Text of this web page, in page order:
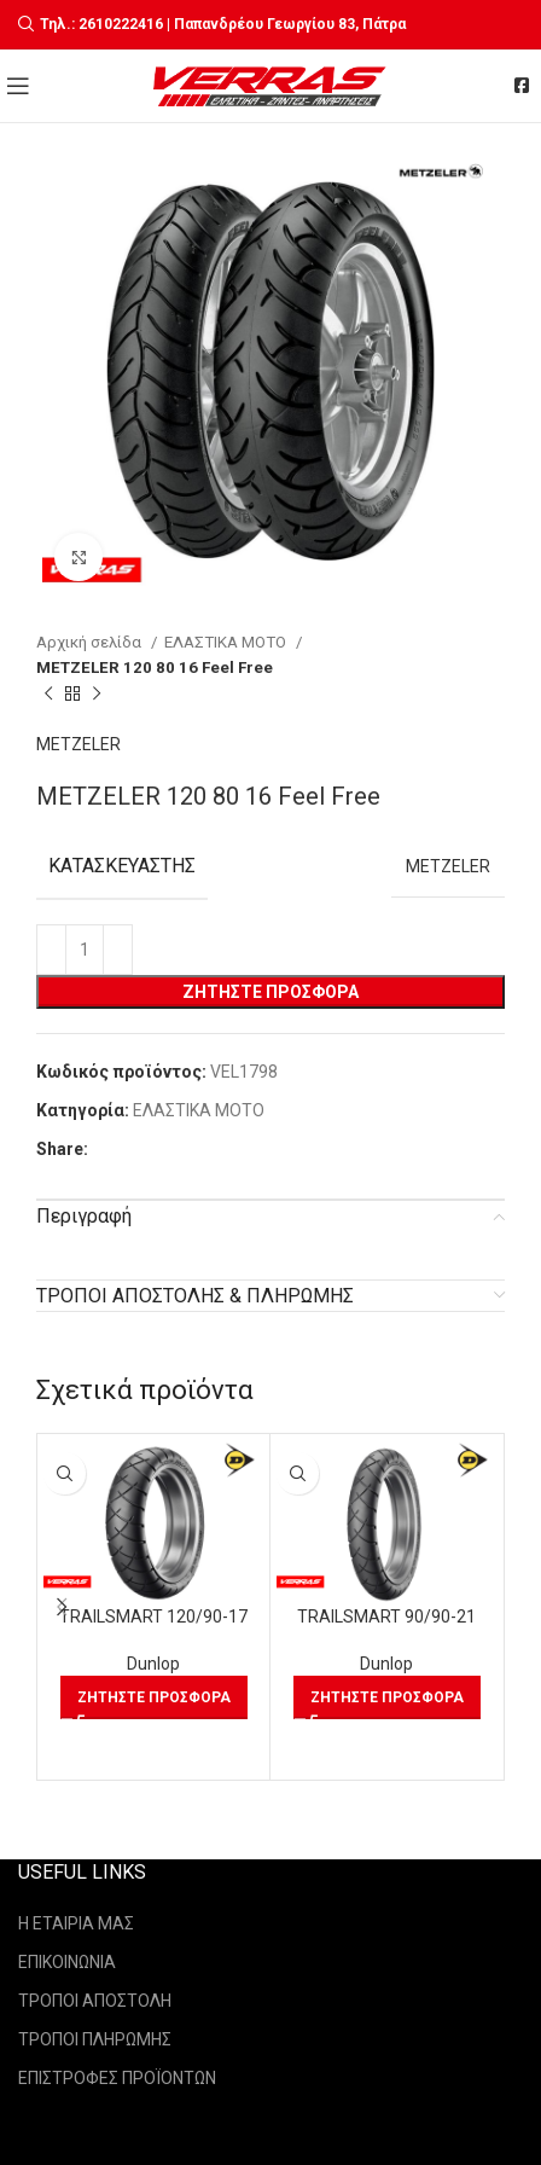
Τηλ.: 2610222416 | Παπανδρέου Γεωργίου 83, Πάτρα
Click to enlarge
Αρχική σελίδα
ΕΛΑΣΤΙΚΑ MOTO
METZELER 120 80 16 Feel Free
METZELER
METZELER 120 80 16 Feel Free
ΚΑΤΑΣΚΕΥΑΣΤΉΣ METZELER
ΖΗΤΉΣΤΕ ΠΡΟΣΦΟΡΆ
Κωδικός προϊόντος: VEL1798
Κατηγορία: ΕΛΑΣΤΙΚΑ MOTO
Share:
Περιγραφή
ΤΡΟΠΟΙ ΑΠΟΣΤΟΛΗΣ & ΠΛΗΡΩΜΗΣ
Σχετικά προϊόντα
TRAILSMART 120/90-17
Dunlop
ΖΗΤΉΣΤΕ ΠΡΟΣΦΟΡΆ
TRAILSMART 90/90-21
Dunlop
ΖΗΤΉΣΤΕ ΠΡΟΣΦΟΡΆ
USEFUL LINKS
Η ΕΤΑΙΡΙΑ ΜΑΣ
ΕΠΙΚΟΙΝΩΝΙΑ
ΤΡΟΠΟΙ ΑΠΟΣΤΟΛΗ
ΤΡΟΠΟΙ ΠΛΗΡΩΜΗΣ
ΕΠΙΣΤΡΟΦΕΣ ΠΡΟΪΟΝΤΩΝ